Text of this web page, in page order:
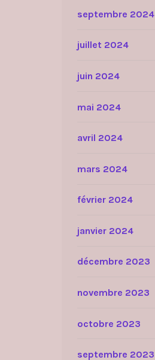
septembre 2024
juillet 2024
juin 2024
mai 2024
avril 2024
mars 2024
février 2024
janvier 2024
décembre 2023
novembre 2023
octobre 2023
septembre 2023